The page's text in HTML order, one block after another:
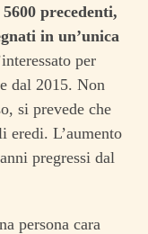
precedenti,
in un’unica
per
dal 2015. Non
si prevede che
eredi. L’aumento
pregressi dal
persona cara